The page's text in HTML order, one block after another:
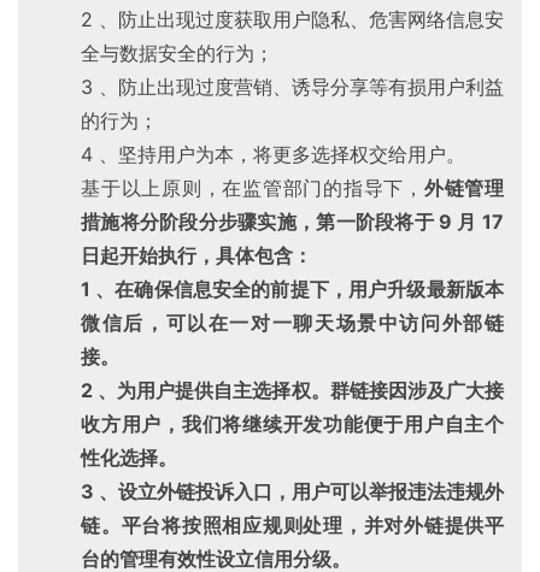
2 、防止出现过度获取用户隐私、危害网络信息安
全与数据安全的行为；
3 、防止出现过度营销、诱导分享等有损用户利益
的行为；
4 、坚持用户为本，将更多选择权交给用户。
基于以上原则，在监管部门的指导下， 外链管理
措施将分阶段分步骤实施，第一阶段将于 9 月 17
日起开始执行，具体包含：
1 、在确保信息安全的前提下，用户升级最新版本
微信后，可以在一对一聊天场景中访问外部链
接。
2 、为用户提供自主选择权。群链接因涉及广大接
收方用户，我们将继续开发功能便于用户自主个
性化选择。
3 、设立外链投诉入口，用户可以举报违法违规外
链。平台将按照相应规则处理，并对外链提供平
台的管理有效性设立信用分级。